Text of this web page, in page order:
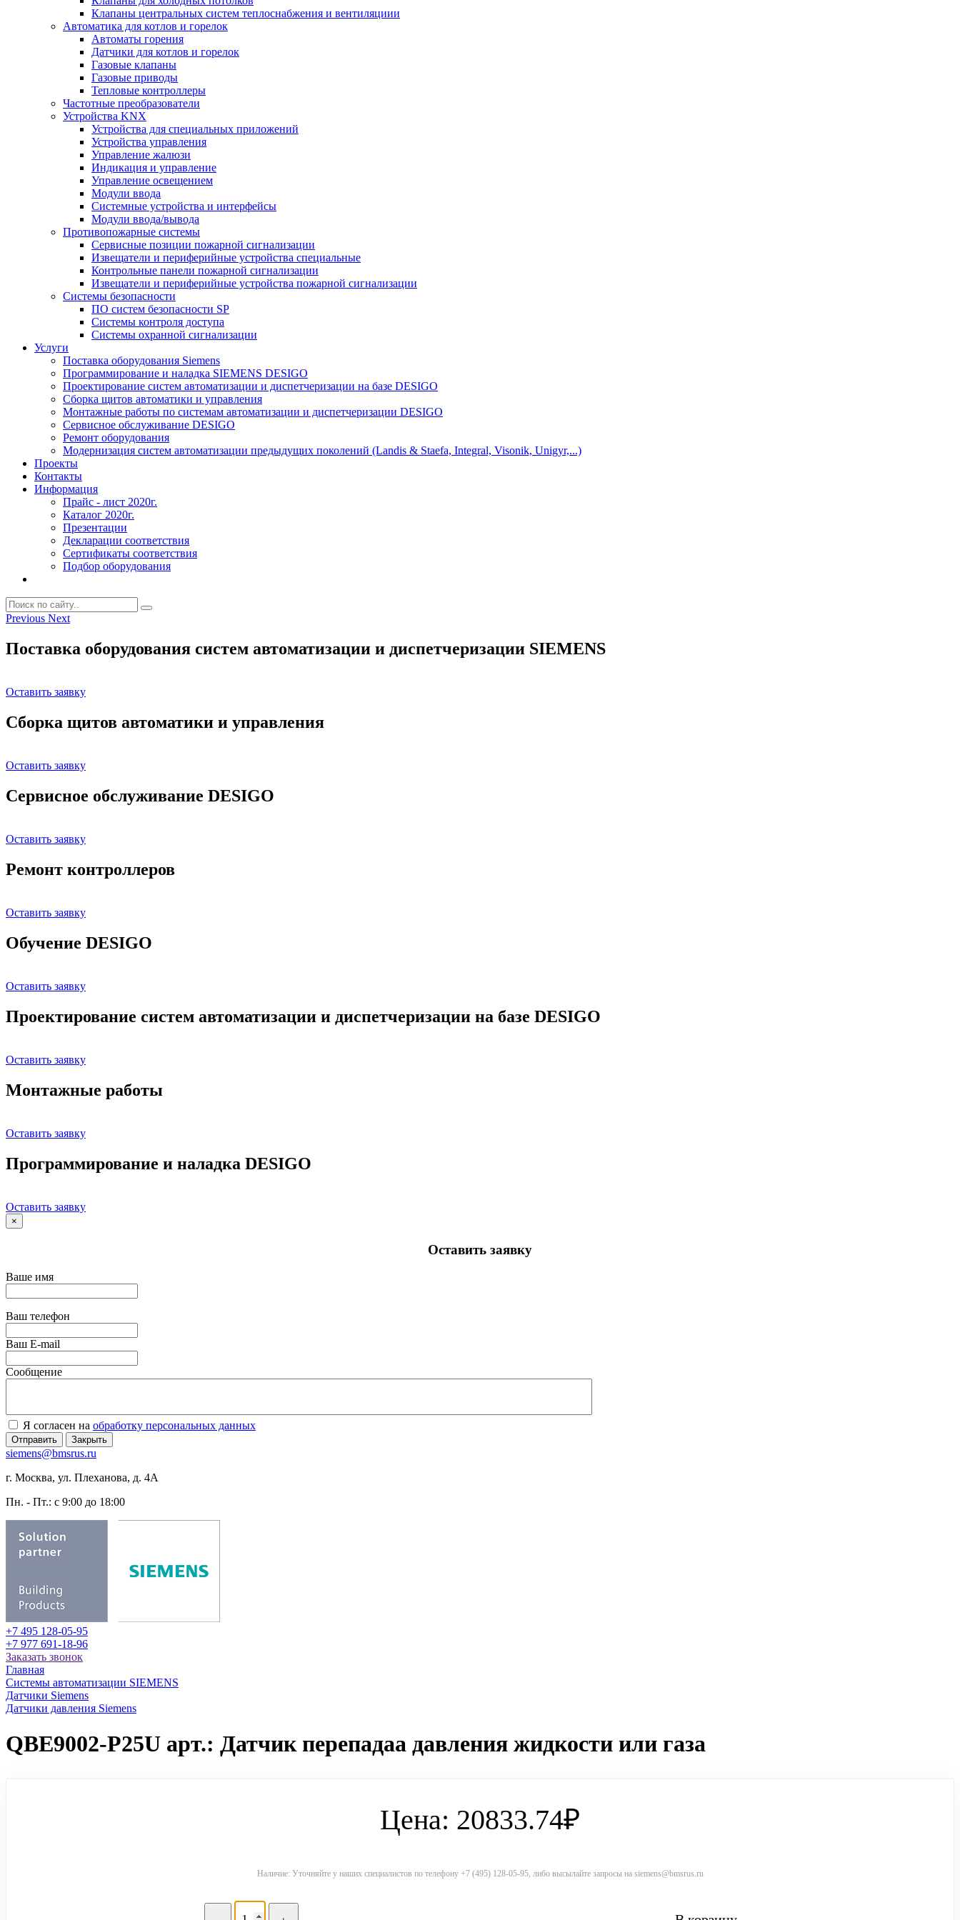
Клапаны центральных систем теплоснабжения и вентиляциии
Автоматика для котлов и горелок
Автоматы горения
Датчики для котлов и горелок
Газовые клапаны
Газовые приводы
Тепловые контроллеры
Частотные преобразователи
Устройства KNX
Устройства для специальных приложений
Устройства управления
Управление жалюзи
Индикация и управление
Управление освещением
Модули ввода
Системные устройства и интерфейсы
Модули ввода/вывода
Противопожарные системы
Сервисные позиции пожарной сигнализации
Извещатели и периферийные устройства специальные
Контрольные панели пожарной сигнализации
Извещатели и периферийные устройства пожарной сигнализации
Системы безопасности
ПО систем безопасности SP
Системы контроля доступа
Системы охранной сигнализации
Услуги
Поставка оборудования Siemens
Программирование и наладка SIEMENS DESIGO
Проектирование систем автоматизации и диспетчеризации на базе DESIGO
Сборка щитов автоматики и управления
Монтажные работы по системам автоматизации и диспетчеризации DESIGO
Сервисное обслуживание DESIGO
Ремонт оборудования
Модернизация систем автоматизации предыдущих поколений (Landis & Staefa, Integral, Visonik, Unigyr,...)
Проекты
Контакты
Информация
Прайс - лист 2020г.
Каталог 2020г.
Презентации
Декларации соответствия
Сертификаты соответствия
Подбор оборудования
Previous Next
Поставка оборудования систем автоматизации и диспетчеризации SIEMENS
Оставить заявку
Сборка щитов автоматики и управления
Оставить заявку
Сервисное обслуживание DESIGO
Оставить заявку
Ремонт контроллеров
Оставить заявку
Обучение DESIGO
Оставить заявку
Проектирование систем автоматизации и диспетчеризации на базе DESIGO
Оставить заявку
Монтажные работы
Оставить заявку
Программирование и наладка DESIGO
Оставить заявку
×
Оставить заявку
Ваше имя
Ваш телефон
Ваш E-mail
Сообщение
Я согласен на обработку персональных данных
Отправить Закрыть
siemens@bmsrus.ru
г. Москва, ул. Плеханова, д. 4А
Пн. - Пт.: c 9:00 до 18:00
+7 495 128-05-95
+7 977 691-18-96
Заказать звонок
Главная
Системы автоматизации SIEMENS
Датчики Siemens
Датчики давления Siemens
QBE9002-P25U арт.: Датчик перепадаа давления жидкости или газа
Цена: 20833.74₽
Наличие: Уточняйте у наших специалистов по телефону +7 (495) 128-05-95, либо высылайте запросы на siemens@bmsrus.ru